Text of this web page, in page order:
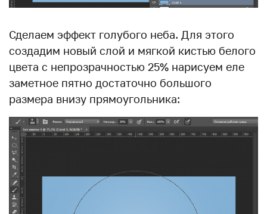
Сделаем эффект голубого неба. Для этого
создадим новый слой и мягкой кистью белого
цвета с непрозрачностью 25% нарисуем еле
заметное пятно достаточно большого
размера внизу прямоугольника: